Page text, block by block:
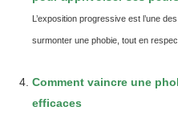
L’exposition progressive est l’une
surmonter une phobie, tout en
Comment vaincre une
efficaces